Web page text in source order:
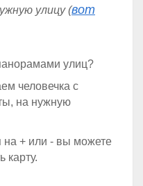
улицу (вот
улиц?
человечка с
на нужную
+ или - вы можете
карту.